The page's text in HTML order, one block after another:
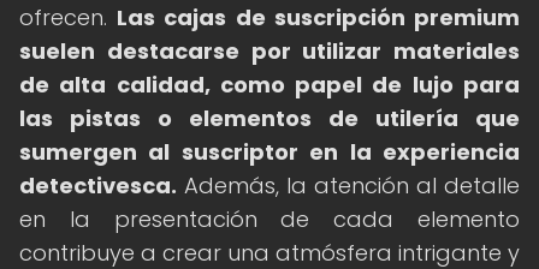
ofrecen. Las cajas de suscripción premium
suelen destacarse por utilizar materiales
de alta calidad, como papel de lujo para
las pistas o elementos de utilería que
sumergen al suscriptor en la experiencia
detectivesca. Además, la atención al detalle
en la presentación de cada elemento
contribuye a crear una atmósfera intrigante y